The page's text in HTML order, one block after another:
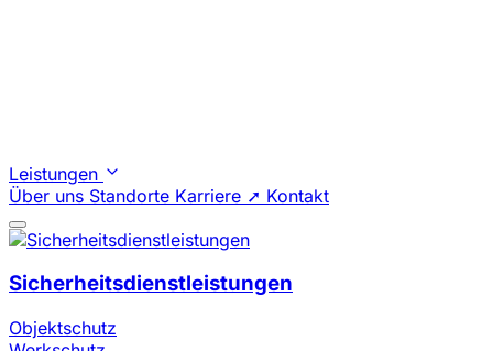
Leistungen
Über uns Standorte Karriere ➚ Kontakt
Sicherheitsdienstleistungen
Objektschutz